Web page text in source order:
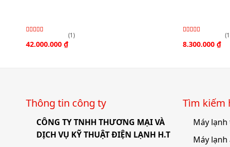
Được xếp
hạng
(1)
42.000.000 ₫
Được xếp
hạng
8.300.000 ₫
Thông tin công ty
CÔNG TY TNHH THƯƠNG MẠI VÀ
DỊCH VỤ KỸ THUẬT ĐIỆN LẠNH H.T
Tìm kiếm
Máy
Máy